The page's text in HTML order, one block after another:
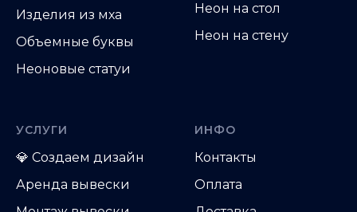
Изделия из мха
Объемные буквы
Неоновые статуи
Неон на стол
Неон на стену
УСЛУГИ
💎 Создаем дизайн
Аренда вывески
ИНФО
Контакты
Оплата